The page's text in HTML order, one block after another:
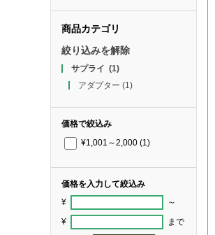
商品カテゴリ
絞り込みを解除
サプライ (1)
アダプター (1)
価格で絞込み
¥1,001～2,000 (1)
価格を入力して絞込み
¥ ～
¥ まで